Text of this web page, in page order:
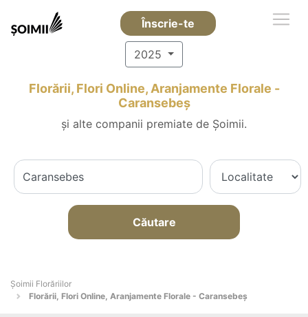
Înscrie-te
2025
Florării, Flori Online, Aranjamente Florale -
Caransebeş
și alte companii premiate de Șoimii.
Căutare
Șoimii Florăriilor
Florării, Flori Online, Aranjamente Florale - Caransebeş